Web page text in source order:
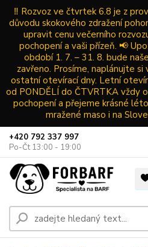
‼️ Rozvoz ve čtvrtek 6.8 je z
důvodu skokového zdražení
upravit cenu večerního
pochopení a vaši přízeň. 📢
období 1. 7. – 31. 8. bude
zavřeno. Prosíme, naplánujte
ostatní otevírací dny. Letní
od PONDĚLÍ do ČTVRTKA vždy
pochopení a přejeme krásné
mražené maso i na
+420 792 337 997
Po-Čt 13:00 - 19:00